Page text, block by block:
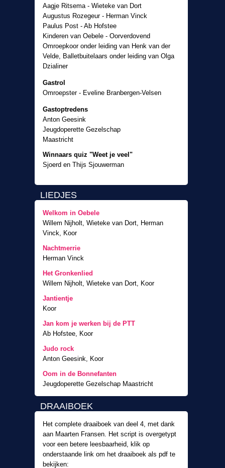
Aagje Ritsema - Wieteke van Dort
Augustus Rozegeur - Herman Vinck
Paulus Post - Ab Hofstee
Kinderen van Oebele - Oorverdovend
Omroepkoor onder leiding van Henk van der
Velde, Balletbuitelaars onder leiding van Olga
Dzialiner
Gastrol
Omroepster - Eveline Branbergen-Velsen
Gastoptredens
Anton Geesink
Jeugdoperette Gezelschap
Maastricht
Winnaars quiz "Weet je veel"
Sjoerd en Thijs Sjouwerman
LIEDJES
Welkom in Oebele
Willem Nijholt, Wieteke van Dort, Herman
Vinck, Koor
Nachtmerrie
Herman Vinck
Het Gronkenlied
Willem Nijholt, Wieteke van Dort, Koor
Jantientje
Koor
Jan kom je werken bij de PTT
Ab Hofstee, Koor
Judo rock
Anton Geesink, Koor
Oom in de Bonnefanten
Jeugdoperette Gezelschap Maastricht
DRAAIBOEK
Het complete draaiboek van deel 4, met dank
aan Maarten Fransen. Het script is overgetypt
voor een betere leesbaarheid, klik op
onderstaande link om het draaiboek als pdf te
bekijken: